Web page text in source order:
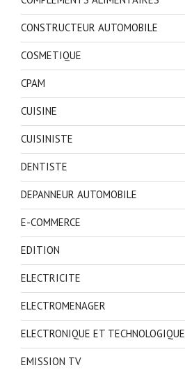
CONSTRUCTEUR AUTOMOBILE
COSMETIQUE
CPAM
CUISINE
CUISINISTE
DENTISTE
DEPANNEUR AUTOMOBILE
E-COMMERCE
EDITION
ELECTRICITE
ELECTROMENAGER
ELECTRONIQUE ET TECHNOLOGIQUE
EMISSION TV